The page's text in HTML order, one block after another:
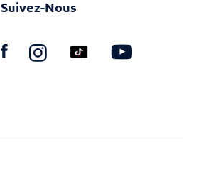
Suivez-Nous